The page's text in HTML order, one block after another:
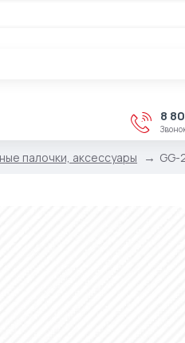
8
палочки, аксессуары GG-